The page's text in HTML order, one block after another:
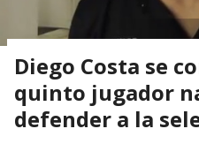
Diego Costa se
quinto jugador
defender a la